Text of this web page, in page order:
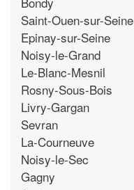
Saint-Ouen-sur-Seine
Epinay-sur-Seine
Noisy-le-Grand
Le-Blanc-Mesnil
Rosny-Sous-Bois
Livry-Gargan
Sevran
La-Courneuve
Noisy-le-Sec
Gagny